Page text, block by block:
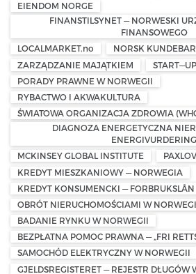
EIENDOM NORGE
FINANSTILSYNET — NORWESKI
FINANSOWEGO
LOCALMARKET.no
NORSK
ZARZĄDZANIE MAJĄTKIEM
START—UP
PORADY PRAWNE W NORWEGII
RYBACTWO I AKWAKULTURA
ŚWIATOWA ORGANIZACJA ZDROWIA
DIAGNOZA ENERGETYCZNA
ENERGIVURDERING
MCKINSEY GLOBAL INSTITUTE
KREDYT MIESZKANIOWY — NORWEGIA
KREDYT KONSUMENCKI — FORBRUKSLÅN
OBRÓT NIERUCHOMOŚCIAMI W
BADANIE RYNKU W NORWEGII
BEZPŁATNA POMOC PRAWNA — „FRI
SAMOCHÓD ELEKTRYCZNY W NORWEGII
GJELDSREGISTERET — REJESTR DŁUGÓW